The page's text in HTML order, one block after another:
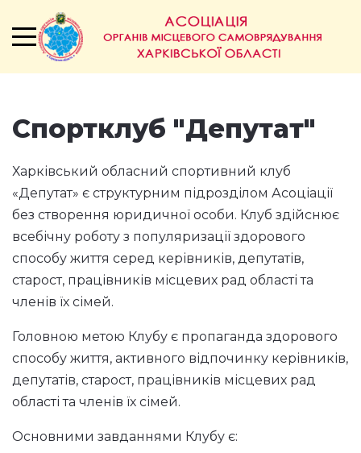
Спортклуб "Депутат"
Харківський обласний спортивний клуб
«Депутат» є структурним підрозділом Асоціації
без створення юридичної особи. Клуб здійснює
всебічну роботу з популяризації здорового
способу життя серед керівників, депутатів,
старост, працівників місцевих рад області та
членів їх сімей.
Головною метою Клубу є пропаганда здорового
способу життя, активного відпочинку керівників,
депутатів, старост, працівників місцевих рад
області та членів їх сімей.
Основними завданнями Клубу є: